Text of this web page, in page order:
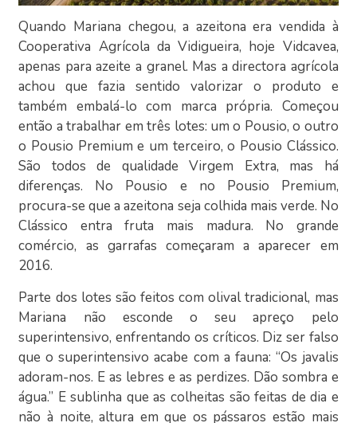
Quando Mariana chegou, a azeitona era vendida à
Cooperativa Agrícola da Vidigueira, hoje Vidcavea,
apenas para azeite a granel. Mas a directora agrícola
achou que fazia sentido valorizar o produto e
também embalá-lo com marca própria. Começou
então a trabalhar em três lotes: um o Pousio, o outro
o Pousio Premium e um terceiro, o Pousio Clássico.
São todos de qualidade Virgem Extra, mas há
diferenças. No Pousio e no Pousio Premium,
procura-se que a azeitona seja colhida mais verde. No
Clássico entra fruta mais madura. No grande
comércio, as garrafas começaram a aparecer em
2016.
Parte dos lotes são feitos com olival tradicional, mas
Mariana não esconde o seu apreço pelo
superintensivo, enfrentando os críticos. Diz ser falso
que o superintensivo acabe com a fauna: “Os javalis
adoram-nos. E as lebres e as perdizes. Dão sombra e
água.” E sublinha que as colheitas são feitas de dia e
não à noite, altura em que os pássaros estão mais